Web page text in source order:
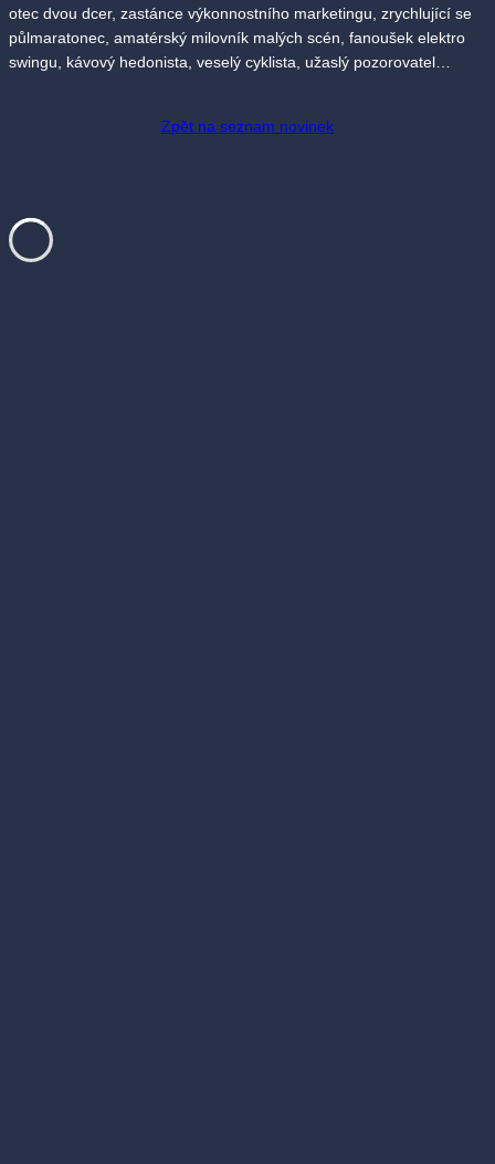
otec dvou dcer, zastánce výkonnostního marketingu, zrychlující se
půlmaratonec, amatérský milovník malých scén, fanoušek elektro
swingu, kávový hedonista, veselý cyklista, užaslý pozorovatel…
Zpět na seznam novinek